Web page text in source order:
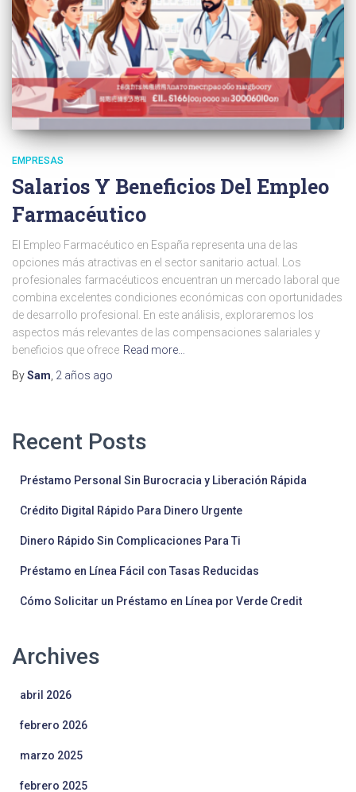
EMPRESAS
Salarios Y Beneficios Del Empleo
Farmacéutico
El Empleo Farmacéutico en España representa una de las
opciones más atractivas en el sector sanitario actual. Los
profesionales farmacéuticos encuentran un mercado laboral que
combina excelentes condiciones económicas con oportunidades
de desarrollo profesional. En este análisis, exploraremos los
aspectos más relevantes de las compensaciones salariales y
beneficios que ofrece Read more…
BySam, 2 años ago
Recent Posts
Préstamo Personal Sin Burocracia y Liberación Rápida
Crédito Digital Rápido Para Dinero Urgente
Dinero Rápido Sin Complicaciones Para Ti
Préstamo en Línea Fácil con Tasas Reducidas
Cómo Solicitar un Préstamo en Línea por Verde Credit
Archives
abril 2026
febrero 2026
marzo 2025
febrero 2025